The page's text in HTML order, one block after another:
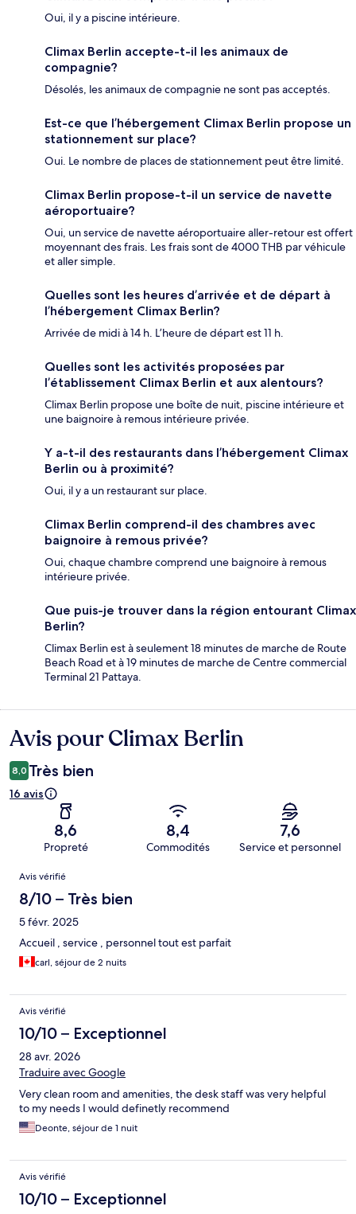
Oui, il y a piscine intérieure.
Climax Berlin accepte-t-il les animaux de
compagnie?
Désolés, les animaux de compagnie ne sont pas acceptés.
Est-ce que l’hébergement Climax Berlin propose un
stationnement sur place?
Oui. Le nombre de places de stationnement peut être limité.
Climax Berlin propose-t-il un service de navette
aéroportuaire?
Oui, un service de navette aéroportuaire aller-retour est offert
moyennant des frais. Les frais sont de 4000 THB par véhicule
et aller simple.
Quelles sont les heures d’arrivée et de départ à
l’hébergement Climax Berlin?
Arrivée de midi à 14 h. L’heure de départ est 11 h.
Quelles sont les activités proposées par
l’établissement Climax Berlin et aux alentours?
Climax Berlin propose une boîte de nuit, piscine intérieure et
une baignoire à remous intérieure privée.
Y a-t-il des restaurants dans l’hébergement Climax
Berlin ou à proximité?
Oui, il y a un restaurant sur place.
Climax Berlin comprend-il des chambres avec
baignoire à remous privée?
Oui, chaque chambre comprend une baignoire à remous
intérieure privée.
Que puis-je trouver dans la région entourant Climax
Berlin?
Climax Berlin est à seulement 18 minutes de marche de Route
Beach Road et à 19 minutes de marche de Centre commercial
Terminal 21 Pattaya.
Avis
Avis pour Climax Berlin
8,0 Très bien
16 avis
8,6
Propreté
8,4
Commodités
7,6
Service et personnel
Avis
Avis vérifié
8/10 – Très bien
5 févr. 2025
Accueil , service , personnel tout est parfait
carl, séjour de 2 nuits
Avis vérifié
10/10 – Exceptionnel
28 avr. 2026
Traduire avec Google
Very clean room and amenities, the desk staff was very helpful
to my needs I would definetly recommend
Deonte, séjour de 1 nuit
Avis vérifié
10/10 – Exceptionnel